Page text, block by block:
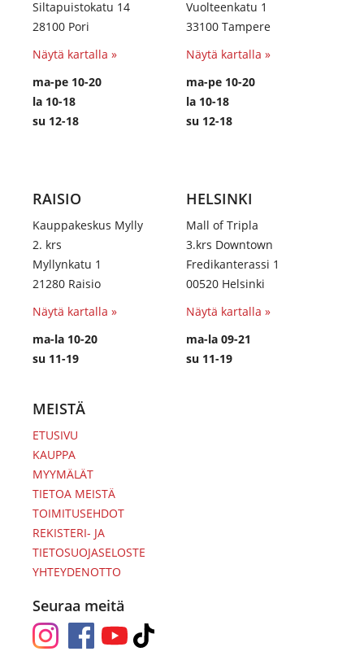
Siltapuistokatu 14
28100 Pori
Näytä kartalla »
ma-pe 10-20
la 10-18
su 12-18
Vuolteenkatu 1
33100 Tampere
Näytä kartalla »
ma-pe 10-20
la 10-18
su 12-18
RAISIO
Kauppakeskus Mylly
2. krs
Myllynkatu 1
21280 Raisio
Näytä kartalla »
ma-la 10-20
su 11-19
HELSINKI
Mall of Tripla
3.krs Downtown
Fredikanterassi 1
00520 Helsinki
Näytä kartalla »
ma-la 09-21
su 11-19
MEISTÄ
ETUSIVU
KAUPPA
MYYMÄLÄT
TIETOA MEISTÄ
TOIMITUSEHDOT
REKISTERI- JA
TIETOSUOJASELOSTE
YHTEYDENOTTO
Seuraa meitä